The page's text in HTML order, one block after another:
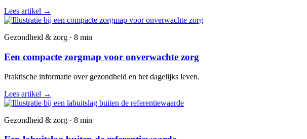
Lees artikel →
Gezondheid & zorg · 8 min
Een compacte zorgmap voor onverwachte zorg
Praktische informatie over gezondheid en het dagelijks leven.
Lees artikel →
Gezondheid & zorg · 8 min